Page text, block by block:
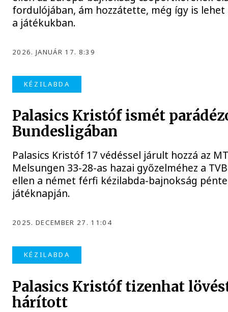
fordulójában, ám hozzátette, még így is lehet
a játékukban.
2026. JANUÁR 17. 8:39
KÉZILABDA
Palasics Kristóf ismét
Bundesligában
Palasics Kristóf 17 védéssel járult hozzá az
Melsungen 33-28-as hazai győzelméhez a
ellen a német férfi kézilabda-bajnokság
játéknapján.
2025. DECEMBER 27. 11:04
KÉZILABDA
Palasics Kristóf tizenhat
hárított